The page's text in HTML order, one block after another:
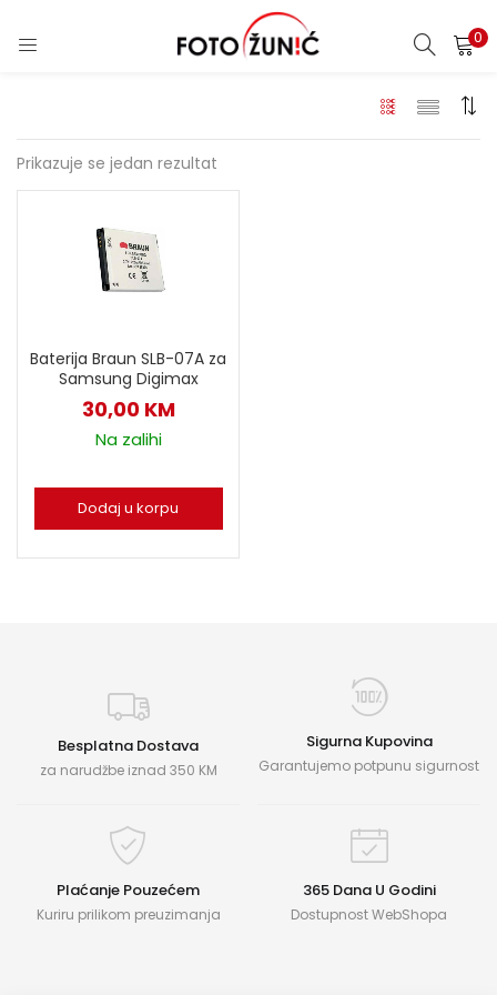
0
Prikazuje se jedan rezultat
Baterija Braun SLB-07A za
Samsung Digimax
30,00 KM
Na zalihi
Dodaj u korpu
Besplatna Dostava
za narudžbe iznad 350 KM
Sigurna Kupovina
Garantujemo potpunu sigurnost
Plaćanje Pouzećem
Kuriru prilikom preuzimanja
365 Dana U Godini
Dostupnost WebShopa